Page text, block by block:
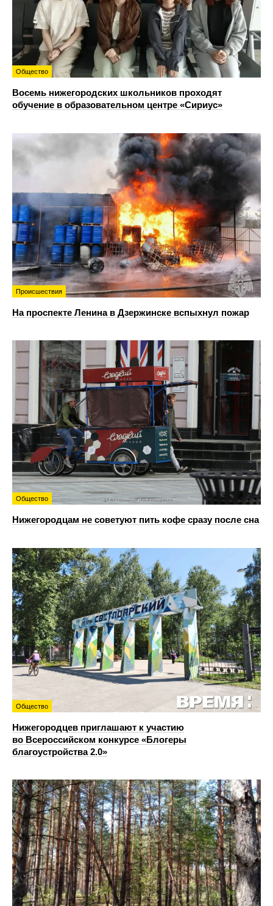
Общество
Восемь нижегородских школьников проходят
обучение в образовательном центре «Сириус»
Происшествия
На проспекте Ленина в Дзержинске вспыхнул пожар
Общество
Нижегородцам не советуют пить кофе сразу после сна
Общество
Нижегородцев приглашают к участию
во Всероссийском конкурсе «Блогеры
благоустройства 2.0»